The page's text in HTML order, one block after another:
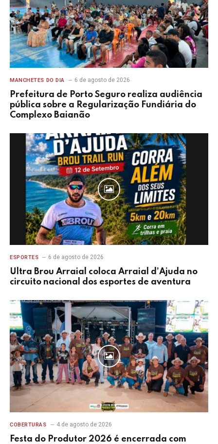
MANCHETES DO DIA 6 de agosto de 2026
Prefeitura de Porto Seguro realiza audiência
pública sobre a Regularização Fundiária do
Complexo Baianão
ESPORTES 6 de agosto de 2026
Ultra Brou Arraial coloca Arraial d’Ajuda no
circuito nacional dos esportes de aventura
COBERTURAS 4 de agosto de 2026
Festa do Produtor 2026 é encerrada com